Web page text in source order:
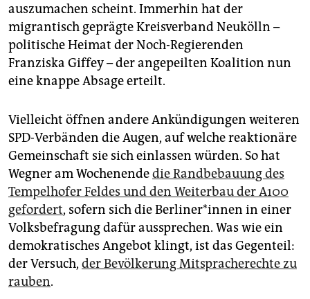
auszumachen scheint. Immerhin hat der
migrantisch geprägte Kreisverband Neukölln –
politische Heimat der Noch-Regierenden
Franziska Giffey – der angepeilten Koalition nun
eine knappe Absage erteilt.
Vielleicht öffnen andere Ankündigungen weiteren
SPD-Verbänden die Augen, auf welche reaktionäre
Gemeinschaft sie sich einlassen würden. So hat
Wegner am Wochenendedie Randbebauung des
Tempelhofer Feldes und den Weiterbau der A100
gefordert, sofern sich die Ber­li­ne­r*in­nen in einer
Volksbefragung dafür aussprechen. Was wie ein
demokratisches Angebot klingt, ist das Gegenteil:
der Versuch, der Bevölkerung Mitspracherechte zu
rauben.